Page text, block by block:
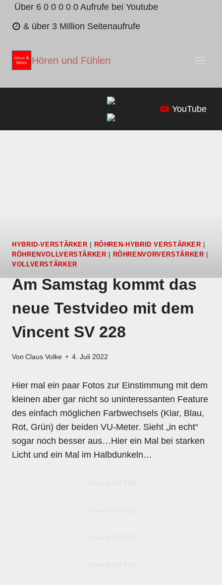
Zum
Inhalt
Über 6 0 0 0 0 0 Aufrufe bei Youtube
& über 3 Million Seitenaufrufe
Hören und Fühlen
YouTube
HYBRID-VERSTÄRKER RÖHREN-HYBRID VERSTÄRKER
RÖHRENVOLLVERSTÄRKER
RÖHRENVORVERSTÄRKER
VOLLVERSTÄRKER
Am Samstag kommt das
neue Testvideo mit dem
Vincent SV 228
Von Claus Volke 4. Juli 2022
Hier mal ein paar Fotos zur Einstimmung mit dem
kleinen aber gar nicht so uninteressanten Feature
des einfach möglichen Farbwechsels (Klar, Blau,
Rot, Grün) der beiden VU-Meter. Sieht „in echt“
sogar noch besser aus…Hier ein Mal bei starken
Licht und ein Mal im Halbdunkeln…